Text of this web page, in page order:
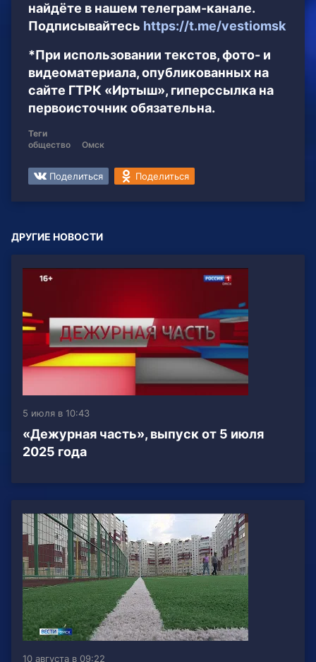
найдёте в нашем телеграм-канале.
Подписывайтесь https://t.me/vestiomsk
*При использовании текстов, фото- и
видеоматериала, опубликованных на
сайте ГТРК «Иртыш», гиперссылка на
первоисточник обязательна.
Теги
общество
Омск
Поделиться Поделиться
ДРУГИЕ НОВОСТИ
5 июля в 10:43
«Дежурная часть», выпуск от 5 июля
2025 года
10 августа в 09:22